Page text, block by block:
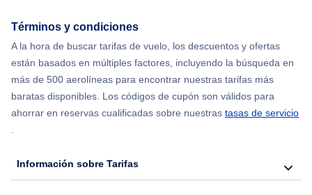
Flights from Nueva York to Seúl
Flights from Nueva York to Hong Kong
Términos y condiciones
A la hora de buscar tarifas de vuelo, los descuentos y ofertas
están basados en múltiples factores, incluyendo la búsqueda en
más de 500 aerolíneas para encontrar nuestras tarifas más
baratas disponibles. Los códigos de cupón son válidos para
ahorrar en reservas cualificadas sobre nuestras tasas de servicio
.
Información sobre Tarifas